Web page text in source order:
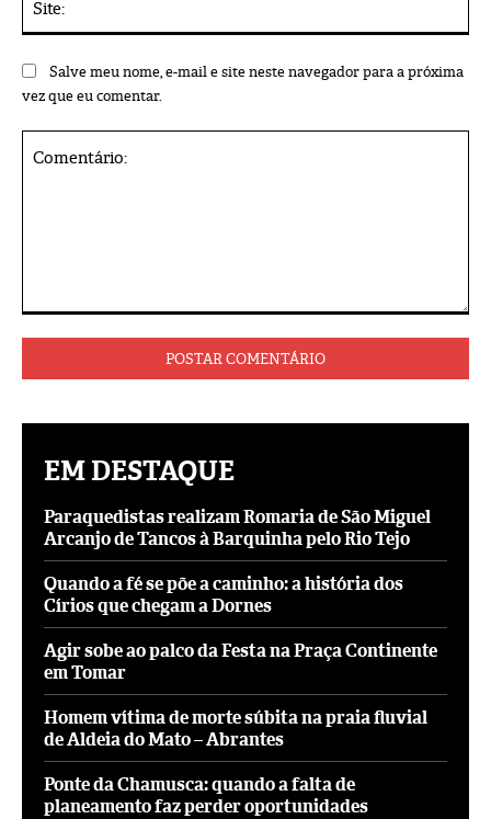
Salve meu nome, e-mail e site neste navegador para a próxima
vez que eu comentar.
EM DESTAQUE
Paraquedistas realizam Romaria de São Miguel
Arcanjo de Tancos à Barquinha pelo Rio Tejo
Quando a fé se põe a caminho: a história dos
Círios que chegam a Dornes
Agir sobe ao palco da Festa na Praça Continente
em Tomar
Homem vítima de morte súbita na praia fluvial
de Aldeia do Mato – Abrantes
Ponte da Chamusca: quando a falta de
planeamento faz perder oportunidades